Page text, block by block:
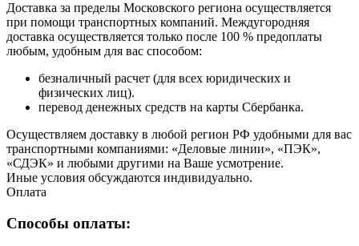
Доставка за пределы Московского региона осуществляется
при помощи транспортных компаний. Междугородняя
доставка осуществляется только после 100 % предоплаты
любым, удобным для вас способом:
безналичный расчет (для всех юридических и
физических лиц).
перевод денежных средств на карты Сбербанка.
Осуществляем доставку в любой регион РФ удобными для вас
транспортными компаниями: «Деловые линии», «ПЭК»,
«СДЭК» и любыми другими на Ваше усмотрение.
Иные условия обсуждаются индивидуально.
Оплата
Способы оплаты: